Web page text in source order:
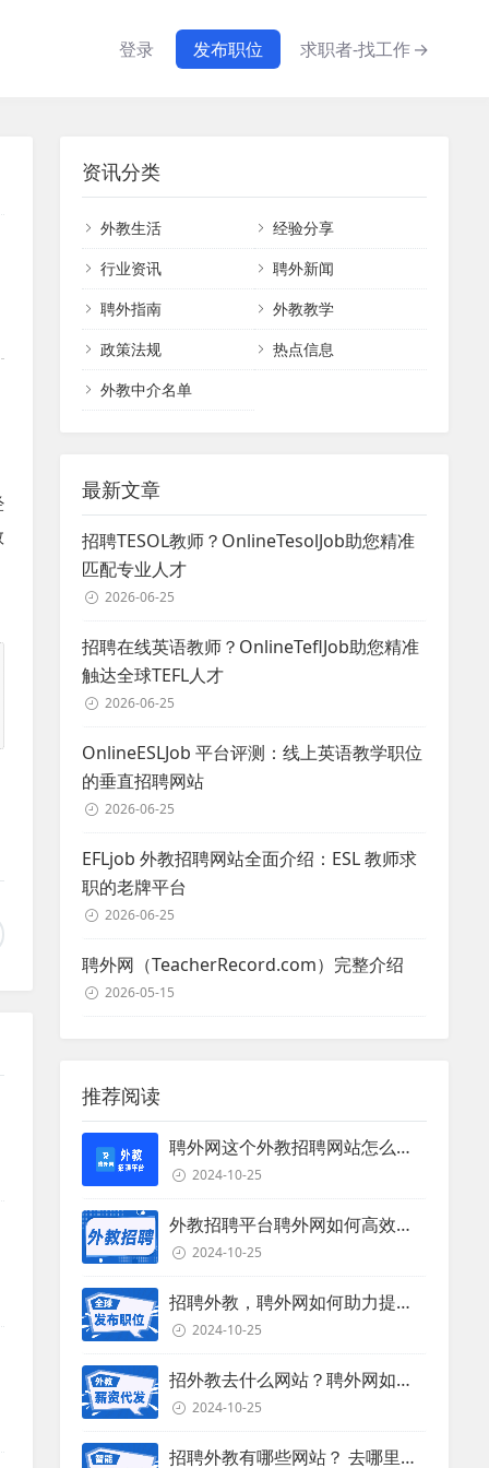
登录 发布职位 求职者-找工作→
资讯分类
外教生活
经验分享
行业资讯
聘外新闻
聘外指南
外教教学
政策法规
热点信息
外教中介名单
最新文章
招聘TESOL教师？OnlineTesolJob助您精准
匹配专业人才
2026-06-25
招聘在线英语教师？OnlineTeflJob助您精准
触达全球TEFL人才
2026-06-25
OnlineESLJob 平台评测：线上英语教学职位
的垂直招聘网站
2026-06-25
EFLjob 外教招聘网站全面介绍：ESL 教师求
职的老牌平台
2026-06-25
聘外网（TeacherRecord.com）完整介绍
2026-05-15
推荐阅读
聘外网这个外教招聘网站怎么样？
2024-10-25
外教招聘平台聘外网如何高效招聘外教？
2024-10-25
招聘外教，聘外网如何助力提升招聘效率？
2024-10-25
招外教去什么网站？聘外网如何助力企业外教招聘
2024-10-25
招聘外教有哪些网站？ 去哪里招聘外教？